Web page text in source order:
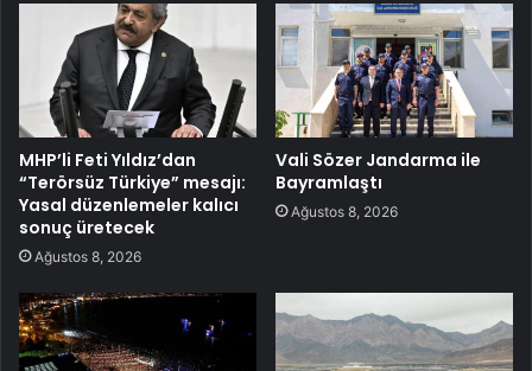
MHP’li Feti Yıldız’dan
“Terörsüz Türkiye” mesajı:
Yasal düzenlemeler kalıcı
sonuç üretecek
Ağustos 8, 2026
Vali Sözer Jandarma ile
Bayramlaştı
Ağustos 8, 2026